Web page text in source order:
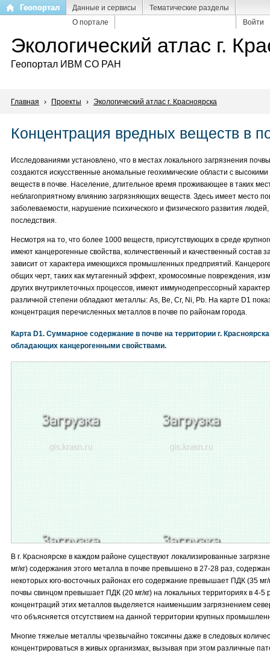
Перейти
содержанию
Геопортал Данные и сервисы
Тематические разделы
О портале
Войти
Экологический атлас г.
Геопортал ИВМ СО РАН
Главная › Проекты › Экологический атлас г. Красноярска
Концентрация вредных веществ в
Исследованиями установлено, что в местах локального загрязнения
создаются искусственные аномальные геохимические области с
веществ в почве. Население, длительное время проживающее в таких
неблагоприятному влиянию загрязняющих веществ. Здесь имеет место
заболеваемости, нарушение психического и физического развития
последствия.
Несмотря на то, что более 1000 веществ, присутствующих в среде
имеют канцерогенные свойства, количественный и качественный состав
зависит от характера имеющихся промышленных предприятий.
общих черт, таких как мутагенный эффект, хромосомные повреждения,
других внутриклеточных процессов, имеют иммунодепрессорный
различной степени обладают металлы: As, Be, Cr, Ni, Pb. На карте D1
концентрация перечисленных металлов в почве по районам города.
Карта D1. Суммарное содержание в почве на территории г.
обладающих канцерогенными свойствами.
В г. Красноярске в каждом районе существуют локализированные
мг/кг) содержания этого металла в почве превышено в 27-28 раз,
некоторых юго-восточных районах его содержание превышает ПДК (35 мг/
почвы свинцом превышает ПДК (20 мг/кг) на локальных территориях в 4-5
концентраций этих металлов выделяется наименьшим загрязнением
что объясняется отсутствием на данной территории крупных
Многие тяжелые металлы чрезвычайно токсичны даже в следовых
концентрироваться в живых организмах, вызывая при этом различные